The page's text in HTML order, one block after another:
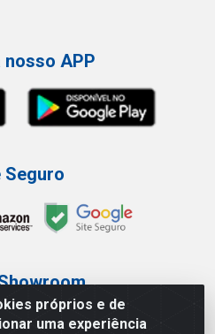
próprios e de
uma experiência
nosso APP
Seguro
3227-0546